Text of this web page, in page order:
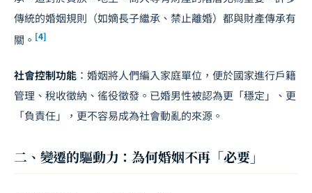
傳統的婚姻規則（如嫡長子繼承、禁止離婚）都與財產傳承有
關。 [4]
社會控制功能 ：婚姻將人們編入家庭單位，便於國家進行戶籍
管理、稅收徵納、徭役徵發。已婚男性被認為更「穩定」、更
「負責任」，更不容易成為社會動亂的來源。
二、變遷的驅動力：為何婚姻不再「必要」